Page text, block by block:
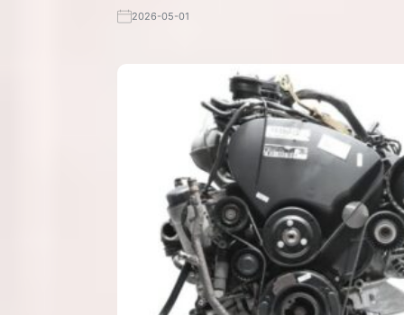
2026-05-01